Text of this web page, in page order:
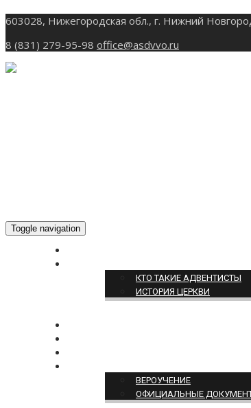
603028, Нижегородская обл., г. Нижний
8 (831) 279-95-98 office@asdvvo.ru
Toggle navigation
КТО ТАКИЕ АДВЕНТИСТЫ
ИСТОРИЯ ЦЕРКВИ
ВЕРОУЧЕНИЕ
ОФИЦИАЛЬНЫЕ